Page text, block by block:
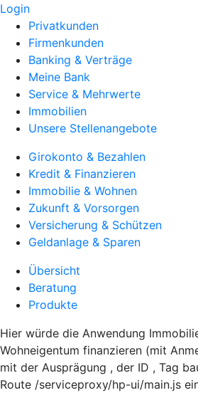
Login
Privatkunden
Firmenkunden
Banking & Verträge
Meine Bank
Service & Mehrwerte
Immobilien
Unsere Stellenangebote
Girokonto & Bezahlen
Kredit & Finanzieren
Immobilie & Wohnen
Zukunft & Vorsorgen
Versicherung & Schützen
Geldanlage & Sparen
Übersicht
Beratung
Produkte
Hier würde die Anwendung
Wohneigentum finanzieren (mit
mit der Ausprägung , der ID , Tag
Route /serviceproxy/hp-ui/main.js